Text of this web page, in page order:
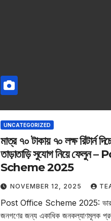
UNCATEGORIZED
মাত্র ৭০ টাকায় ৭০ লক্ষ রিটার্ন
তাড়াতাড়ি সুযোগ নিয়ে
Scheme 2025
NOVEMBER 12, 2025
Post Office Scheme 2025: ভারত
জনগণের জন্য একাধিক জনকল্যাণমূলক